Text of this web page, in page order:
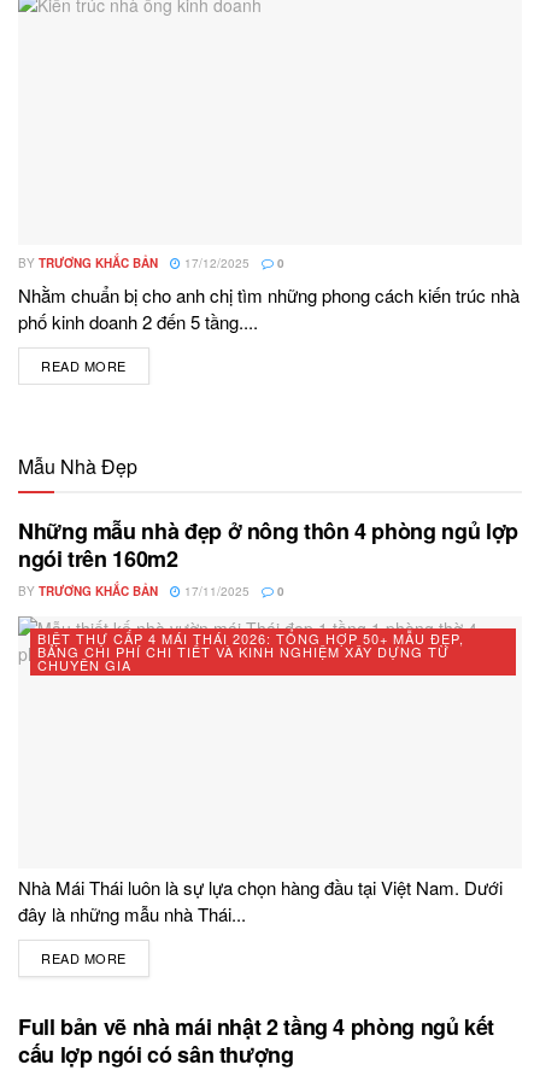
BY TRƯƠNG KHẮC BẢN 17/12/2025 0
Nhằm chuẩn bị cho anh chị tìm những phong cách kiến trúc nhà
phố kinh doanh 2 đến 5 tầng....
READ MORE
Mẫu Nhà Đẹp
Những mẫu nhà đẹp ở nông thôn 4 phòng ngủ lợp
ngói trên 160m2
BY TRƯƠNG KHẮC BẢN 17/11/2025 0
BIỆT THỰ CẤP 4 MÁI THÁI 2026: TỔNG HỢP 50+ MẪU ĐẸP,
BẢNG CHI PHÍ CHI TIẾT VÀ KINH NGHIỆM XÂY DỰNG TỪ
CHUYÊN GIA
Nhà Mái Thái luôn là sự lựa chọn hàng đầu tại Việt Nam. Dưới
đây là những mẫu nhà Thái...
READ MORE
Full bản vẽ nhà mái nhật 2 tầng 4 phòng ngủ kết
cấu lợp ngói có sân thượng